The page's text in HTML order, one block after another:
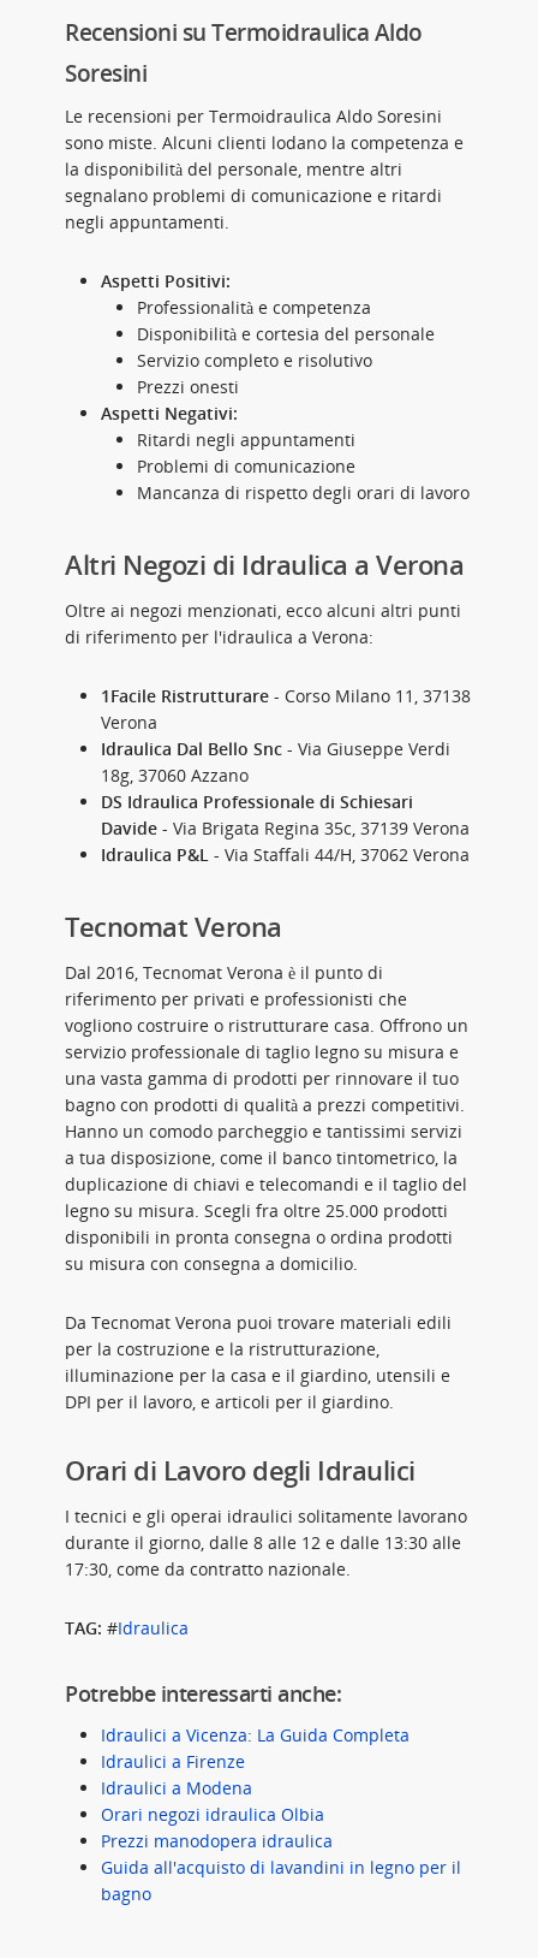
Recensioni su Termoidraulica Aldo
Soresini
Le recensioni per Termoidraulica Aldo Soresini
sono miste. Alcuni clienti lodano la competenza e
la disponibilità del personale, mentre altri
segnalano problemi di comunicazione e ritardi
negli appuntamenti.
Aspetti Positivi:
Professionalità e competenza
Disponibilità e cortesia del personale
Servizio completo e risolutivo
Prezzi onesti
Aspetti Negativi:
Ritardi negli appuntamenti
Problemi di comunicazione
Mancanza di rispetto degli orari di lavoro
Altri Negozi di Idraulica a Verona
Oltre ai negozi menzionati, ecco alcuni altri punti
di riferimento per l'idraulica a Verona:
1Facile Ristrutturare - Corso Milano 11, 37138
Verona
Idraulica Dal Bello Snc - Via Giuseppe Verdi
18g, 37060 Azzano
DS Idraulica Professionale di Schiesari
Davide - Via Brigata Regina 35c, 37139 Verona
Idraulica P&L - Via Staffali 44/H, 37062 Verona
Tecnomat Verona
Dal 2016, Tecnomat Verona è il punto di
riferimento per privati e professionisti che
vogliono costruire o ristrutturare casa. Offrono un
servizio professionale di taglio legno su misura e
una vasta gamma di prodotti per rinnovare il tuo
bagno con prodotti di qualità a prezzi competitivi.
Hanno un comodo parcheggio e tantissimi servizi
a tua disposizione, come il banco tintometrico, la
duplicazione di chiavi e telecomandi e il taglio del
legno su misura. Scegli fra oltre 25.000 prodotti
disponibili in pronta consegna o ordina prodotti
su misura con consegna a domicilio.
Da Tecnomat Verona puoi trovare materiali edili
per la costruzione e la ristrutturazione,
illuminazione per la casa e il giardino, utensili e
DPI per il lavoro, e articoli per il giardino.
Orari di Lavoro degli Idraulici
I tecnici e gli operai idraulici solitamente lavorano
durante il giorno, dalle 8 alle 12 e dalle 13:30 alle
17:30, come da contratto nazionale.
TAG: #Idraulica
Potrebbe interessarti anche:
Idraulici a Vicenza: La Guida Completa
Idraulici a Firenze
Idraulici a Modena
Orari negozi idraulica Olbia
Prezzi manodopera idraulica
Guida all'acquisto di lavandini in legno per il
bagno